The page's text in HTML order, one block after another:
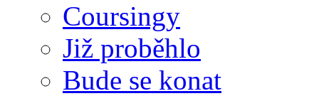
Coursingy
Již proběhlo
Bude se konat